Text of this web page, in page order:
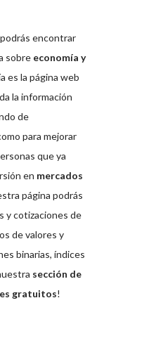
encontrar
sobre economía y
es la página web
la información
de
para mejorar
que ya
en mercados
página podrás
y cotizaciones de
de valores y
binarias, índices
sección de
gratuitos!